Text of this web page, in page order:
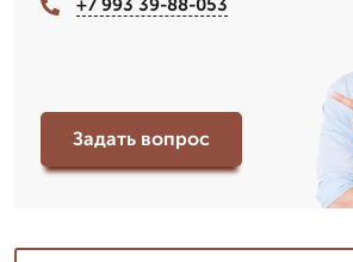
+7 993 39-88-053
Задать вопрос